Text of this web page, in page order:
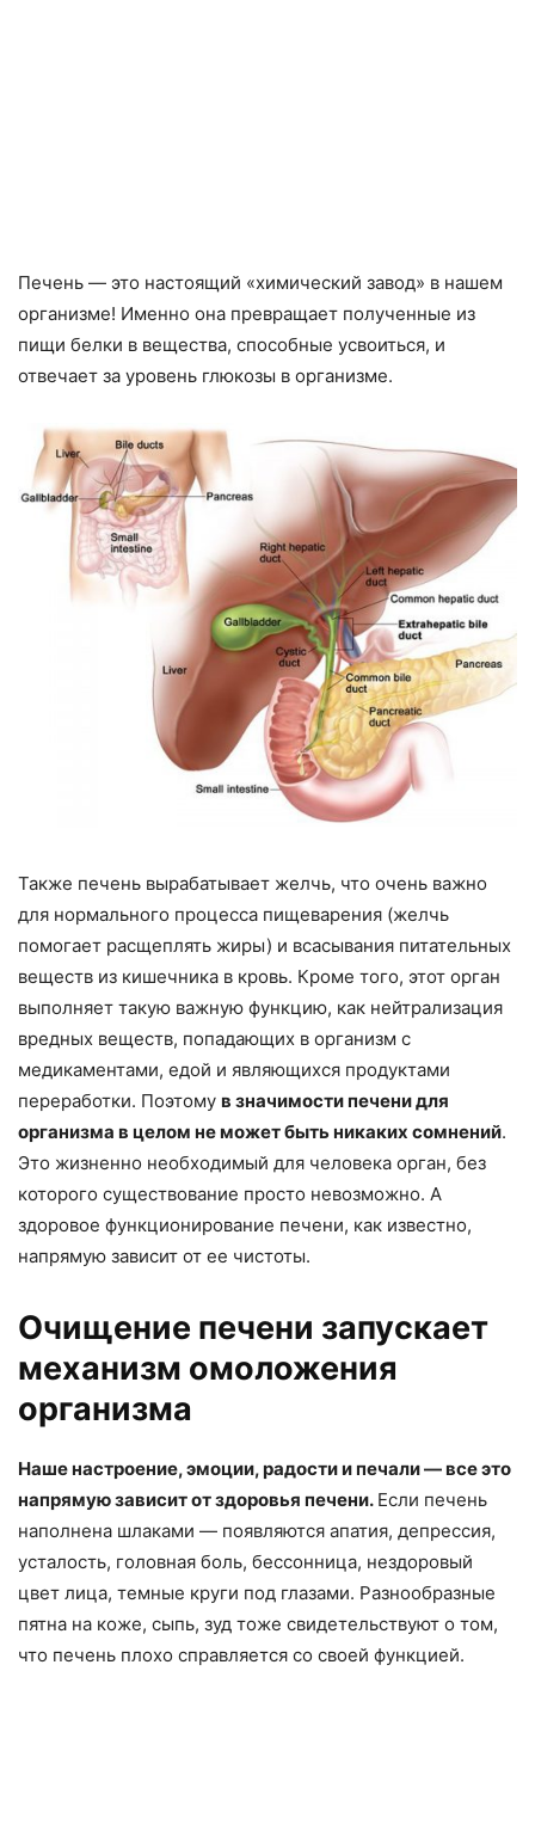
Печень — это настоящий «химический завод» в нашем
организме! Именно она превращает полученные из
пищи белки в вещества, способные усвоиться, и
отвечает за уровень глюкозы в организме.
Также печень вырабатывает желчь, что очень важно
для нормального процесса пищеварения (желчь
помогает расщеплять жиры) и всасывания питательных
веществ из кишечника в кровь. Кроме того, этот орган
выполняет такую ​​важную функцию, как нейтрализация
вредных веществ, попадающих в организм с
медикаментами, едой и являющихся продуктами
переработки. Поэтому в значимости печени для
организма в целом не может быть никаких сомнений.
Это жизненно необходимый для человека орган, без
которого существование просто невозможно. А
здоровое функционирование печени, как известно,
напрямую зависит от ее чистоты.
Очищение печени запускает
механизм омоложения
организма
Наше настроение, эмоции, радости и печали — все это
напрямую зависит от здоровья печени. Если печень
наполнена шлаками — появляются апатия, депрессия,
усталость, головная боль, бессонница, нездоровый
цвет лица, темные круги под глазами. Разнообразные
пятна на коже, сыпь, зуд тоже свидетельствуют о том,
что печень плохо справляется со своей функцией.